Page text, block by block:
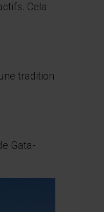
Cela
tradition
Gata-